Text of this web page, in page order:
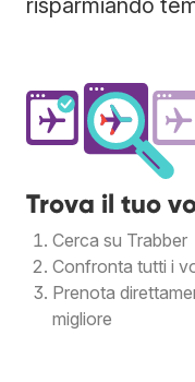
Trova il tuo
Cerca su Trabber
Confronta tutti i
Prenota
migliore